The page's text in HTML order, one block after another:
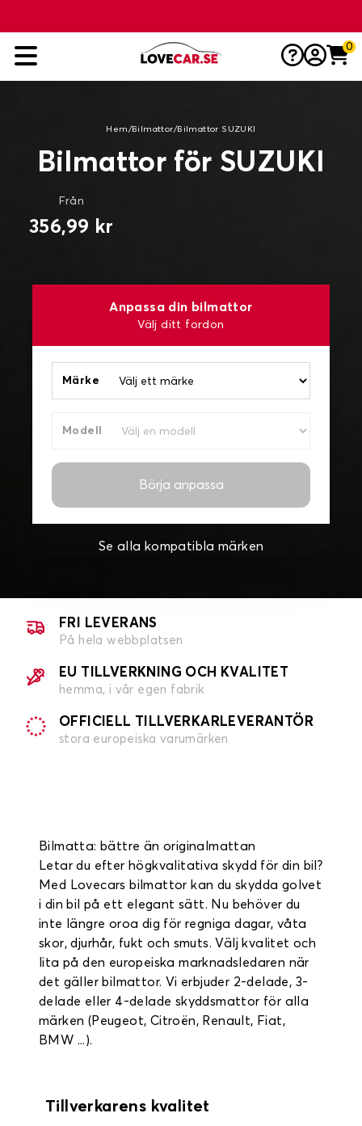
0
Hem / Bilmattor/ Bilmattor SUZUKI
Bilmattor för SUZUKI
Från
356,99 kr
Anpassa din bilmattor
Välj ditt fordon
Märke
Modell
Börja anpassa
Se alla kompatibla märken
FRI LEVERANS
På hela webbplatsen
EU TILLVERKNING OCH KVALITET
hemma, i vår egen fabrik
OFFICIELL TILLVERKARLEVERANTÖR
stora europeiska varumärken
Bilmatta: bättre än originalmattan
Letar du efter högkvalitativa skydd för din bil?
Med Lovecars bilmattor kan du skydda golvet
i din bil på ett elegant sätt. Nu behöver du
inte längre oroa dig för regniga dagar, våta
skor, djurhår, fukt och smuts. Välj kvalitet och
lita på den europeiska marknadsledaren när
det gäller bilmattor. Vi erbjuder 2-delade, 3-
delade eller 4-delade skyddsmattor för alla
märken (Peugeot, Citroën, Renault, Fiat,
BMW ...).
Garanti upp till 2 år